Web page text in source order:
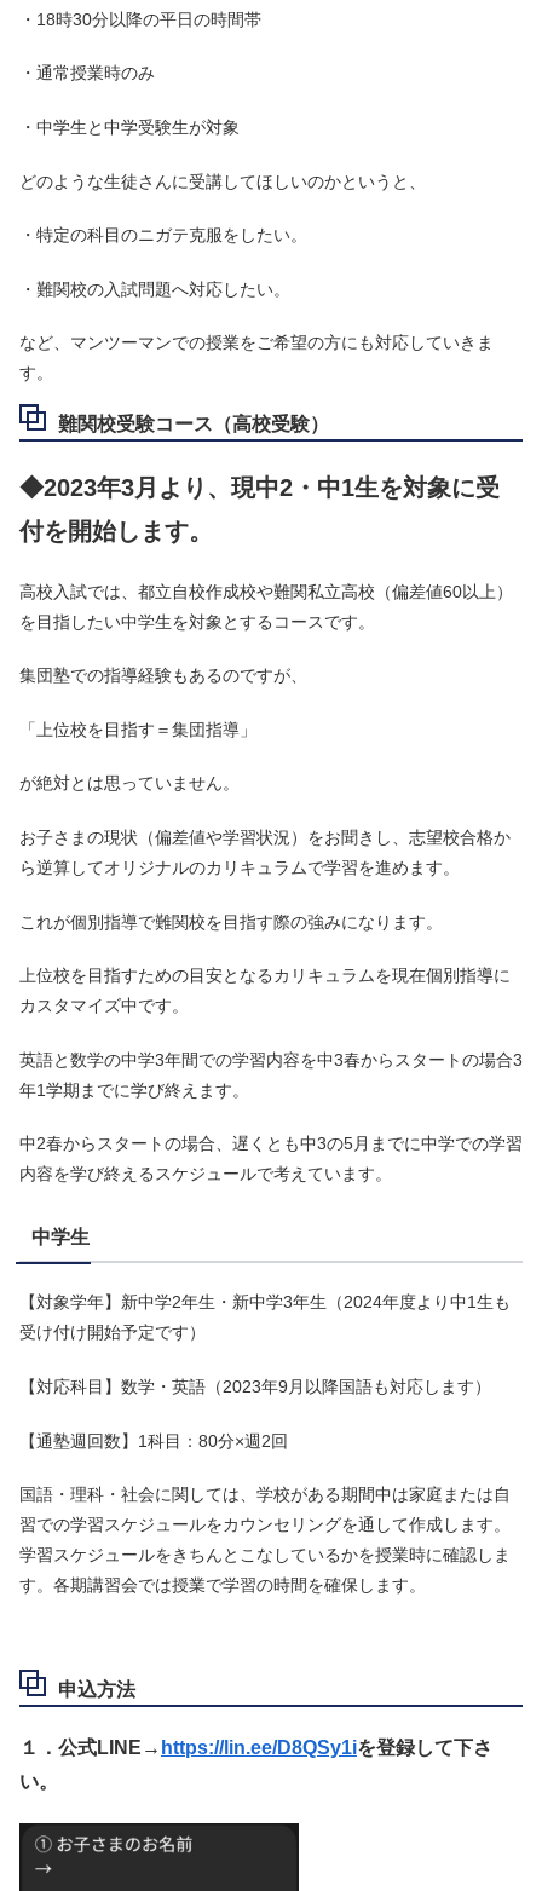
・18時30分以降の平日の時間帯
・通常授業時のみ
・中学生と中学受験生が対象
どのような生徒さんに受講してほしいのかというと、
・特定の科目のニガテ克服をしたい。
・難関校の入試問題へ対応したい。
など、マンツーマンでの授業をご希望の方にも対応していきま
す。
難関校受験コース（高校受験）
◆2023年3月より、現中2・中1生を対象に受
付を開始します。
高校入試では、都立自校作成校や難関私立高校（偏差値60以上）
を目指したい中学生を対象とするコースです。
集団塾での指導経験もあるのですが、
「上位校を目指す＝集団指導」
が絶対とは思っていません。
お子さまの現状（偏差値や学習状況）をお聞きし、志望校合格か
ら逆算してオリジナルのカリキュラムで学習を進めます。
これが個別指導で難関校を目指す際の強みになります。
上位校を目指すための目安となるカリキュラムを現在個別指導に
カスタマイズ中です。
英語と数学の中学3年間での学習内容を中3春からスタートの場合3
年1学期までに学び終えます。
中2春からスタートの場合、遅くとも中3の5月までに中学での学習
内容を学び終えるスケジュールで考えています。
中学生
【対象学年】新中学2年生・新中学3年生（2024年度より中1生も
受け付け開始予定です）
【対応科目】数学・英語（2023年9月以降国語も対応します）
【通塾週回数】1科目：80分×週2回
国語・理科・社会に関しては、学校がある期間中は家庭または自
習での学習スケジュールをカウンセリングを通して作成します。
学習スケジュールをきちんとこなしているかを授業時に確認しま
す。各期講習会では授業で学習の時間を確保します。
申込方法
１．公式LINE→ https://lin.ee/D8QSy1iを登録して下さ
い。